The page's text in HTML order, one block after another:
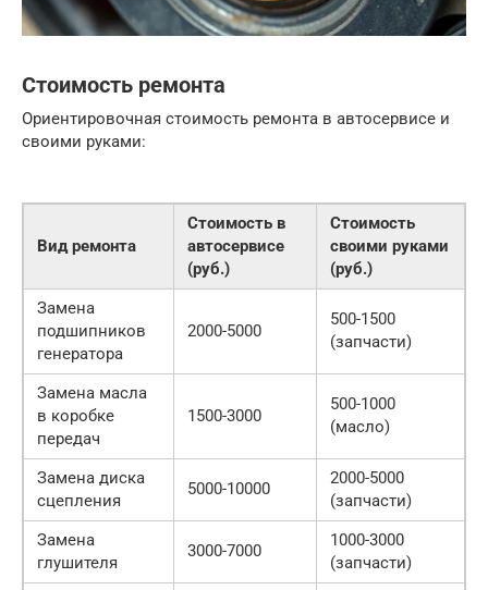
Стоимость ремонта
Ориентировочная стоимость ремонта в автосервисе и
своими руками:
Вид ремонта
Стоимость в
автосервисе
(руб.)
Стоимость
своими руками
(руб.)
Замена
подшипников
генератора
2000-5000
500-1500
(запчасти)
Замена масла
в коробке
передач
1500-3000
500-1000
(масло)
Замена диска
сцепления
5000-10000
2000-5000
(запчасти)
Замена
глушителя
3000-7000
1000-3000
(запчасти)